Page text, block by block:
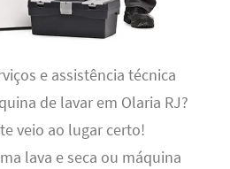
e assistência técnica
de lavar em Olaria RJ?
veio ao lugar certo!
lava e seca ou máquina